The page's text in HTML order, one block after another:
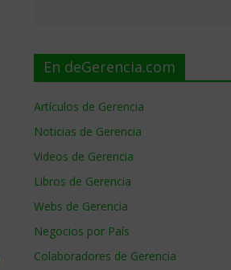
En deGerencia.com
Artículos de Gerencia
Noticias de Gerencia
Videos de Gerencia
Libros de Gerencia
Webs de Gerencia
Negocios por País
Colaboradores de Gerencia